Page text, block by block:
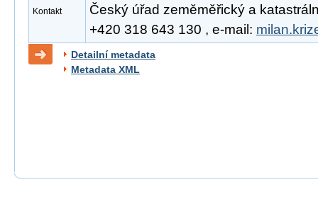
Kontakt
Český úřad zeměměřický a
+420 318 643 130 , e-mail:
Detailní metadata
Metadata XML